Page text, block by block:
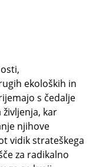
ekoloških in
s čedalje
kar
njihove
vidik strateškega
za radikalno